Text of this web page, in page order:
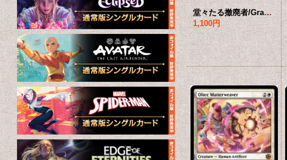
堂々たる撤廃者/Grand Abolisher 【英語版】 [BIG-白MR]
1,100円